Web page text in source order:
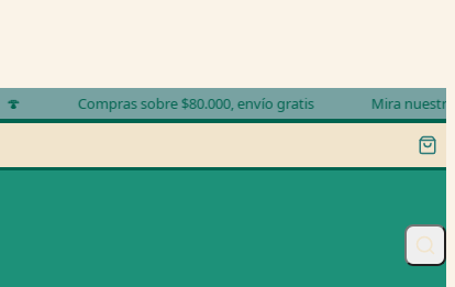
Compras sobre $80.000, envío gratis Mira nuestros